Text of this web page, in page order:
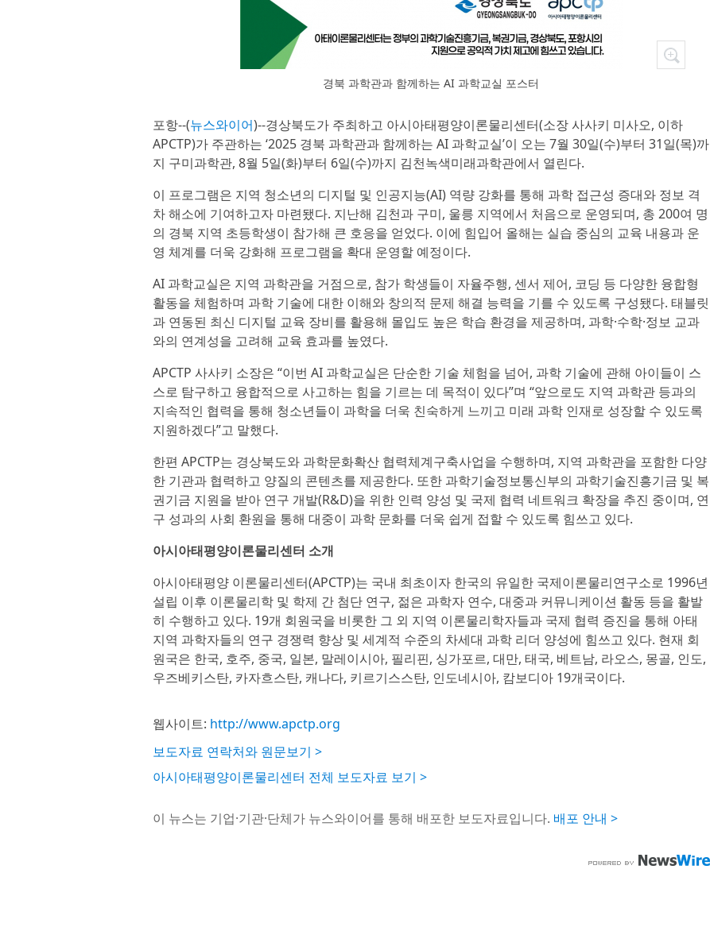
경북 과학관과 함께하는 AI 과학교실 포스터
포항--(뉴스와이어)--경상북도가 주최하고 아시아태평양이론물리센터(소장 사사키 미사오, 이하
APCTP)가 주관하는 ‘2025 경북 과학관과 함께하는 AI 과학교실’이 오는 7월 30일(수)부터 31일(목)까
지 구미과학관, 8월 5일(화)부터 6일(수)까지 김천녹색미래과학관에서 열린다.
이 프로그램은 지역 청소년의 디지털 및 인공지능(AI) 역량 강화를 통해 과학 접근성 증대와 정보 격
차 해소에 기여하고자 마련됐다. 지난해 김천과 구미, 울릉 지역에서 처음으로 운영되며, 총 200여 명
의 경북 지역 초등학생이 참가해 큰 호응을 얻었다. 이에 힘입어 올해는 실습 중심의 교육 내용과 운
영 체계를 더욱 강화해 프로그램을 확대 운영할 예정이다.
AI 과학교실은 지역 과학관을 거점으로, 참가 학생들이 자율주행, 센서 제어, 코딩 등 다양한 융합형
활동을 체험하며 과학 기술에 대한 이해와 창의적 문제 해결 능력을 기를 수 있도록 구성됐다. 태블릿
과 연동된 최신 디지털 교육 장비를 활용해 몰입도 높은 학습 환경을 제공하며, 과학·수학·정보 교과
와의 연계성을 고려해 교육 효과를 높였다.
APCTP 사사키 소장은 “이번 AI 과학교실은 단순한 기술 체험을 넘어, 과학 기술에 관해 아이들이 스
스로 탐구하고 융합적으로 사고하는 힘을 기르는 데 목적이 있다”며 “앞으로도 지역 과학관 등과의
지속적인 협력을 통해 청소년들이 과학을 더욱 친숙하게 느끼고 미래 과학 인재로 성장할 수 있도록
지원하겠다”고 말했다.
한편 APCTP는 경상북도와 과학문화확산 협력체계구축사업을 수행하며, 지역 과학관을 포함한 다양
한 기관과 협력하고 양질의 콘텐츠를 제공한다. 또한 과학기술정보통신부의 과학기술진흥기금 및 복
권기금 지원을 받아 연구 개발(R&D)을 위한 인력 양성 및 국제 협력 네트워크 확장을 추진 중이며, 연
구 성과의 사회 환원을 통해 대중이 과학 문화를 더욱 쉽게 접할 수 있도록 힘쓰고 있다.
아시아태평양이론물리센터 소개
아시아태평양 이론물리센터(APCTP)는 국내 최초이자 한국의 유일한 국제이론물리연구소로 1996년
설립 이후 이론물리학 및 학제 간 첨단 연구, 젊은 과학자 연수, 대중과 커뮤니케이션 활동 등을 활발
히 수행하고 있다. 19개 회원국을 비롯한 그 외 지역 이론물리학자들과 국제 협력 증진을 통해 아태
지역 과학자들의 연구 경쟁력 향상 및 세계적 수준의 차세대 과학 리더 양성에 힘쓰고 있다. 현재 회
원국은 한국, 호주, 중국, 일본, 말레이시아, 필리핀, 싱가포르, 대만, 태국, 베트남, 라오스, 몽골, 인도,
우즈베키스탄, 카자흐스탄, 캐나다, 키르기스스탄, 인도네시아, 캄보디아 19개국이다.
웹사이트: http://www.apctp.org
보도자료 연락처와 원문보기 >
아시아태평양이론물리센터 전체 보도자료 보기 >
이 뉴스는 기업·기관·단체가 뉴스와이어를 통해 배포한 보도자료입니다. 배포 안내 >